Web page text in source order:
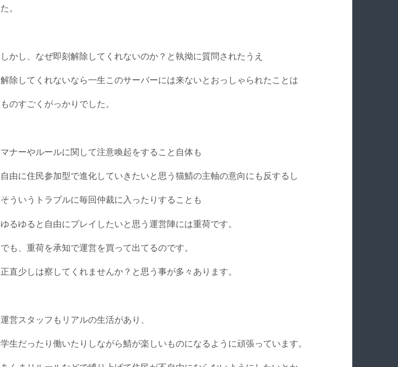
た。
しかし、なぜ即刻解除してくれないのか？と執拗に質問されたうえ
解除してくれないなら一生このサーバーには来ないとおっしゃられたことは
ものすごくがっかりでした。
マナーやルールに関して注意喚起をすること自体も
自由に住民参加型で進化していきたいと思う猫鯖の主軸の意向にも反するし
そういうトラブルに毎回仲裁に入ったりすることも
ゆるゆると自由にプレイしたいと思う運営陣には重荷です。
でも、重荷を承知で運営を買って出てるのです。
正直少しは察してくれませんか？と思う事が多々あります。
運営スタッフもリアルの生活があり、
学生だったり働いたりしながら鯖が楽しいものになるように頑張っています。